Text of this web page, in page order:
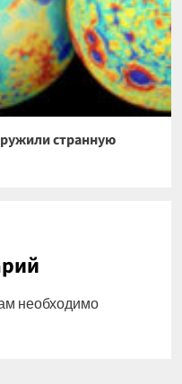
странную
необходимо